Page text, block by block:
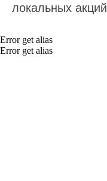
локальных
Error get alias
Error get alias
Бонусы и подарки за отзывы